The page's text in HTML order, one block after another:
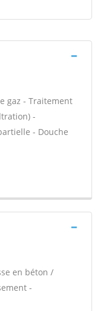
gaz - Traitement
-
- Douche
en béton /
-